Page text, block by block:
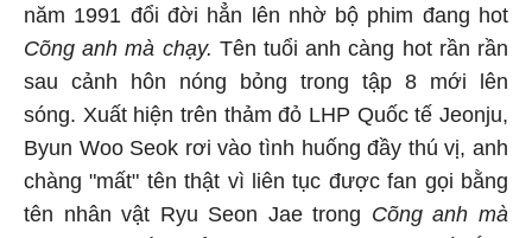
năm 1991 đổi đời hẳn lên nhờ bộ phim đang hot
Cõng anh mà chạy. Tên tuổi anh càng hot rần rần
sau cảnh hôn nóng bỏng trong tập 8 mới lên
sóng. Xuất hiện trên thảm đỏ LHP Quốc tế Jeonju,
Byun Woo Seok rơi vào tình huống đầy thú vị, anh
chàng "mất" tên thật vì liên tục được fan gọi bằng
tên nhân vật Ryu Seon Jae trong Cõng anh mà